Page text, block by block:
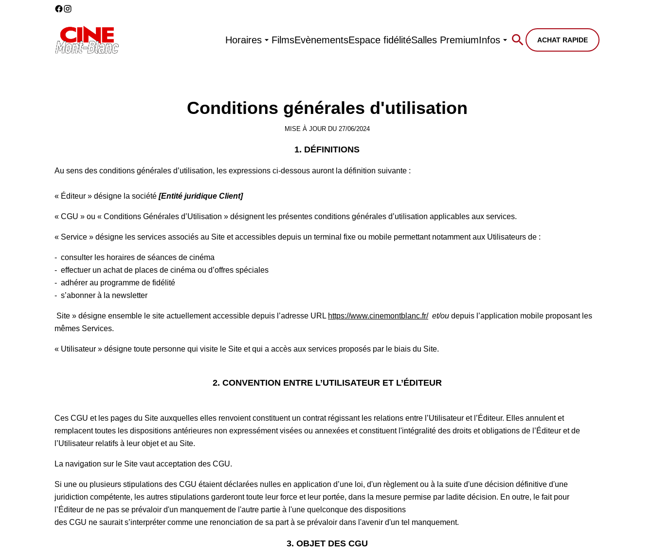
Horaires FilmsEvènementsEspace fidélitéSalles PremiumInfos ACHAT RAPIDE
Conditions générales d'utilisation
MISE À JOUR DU 27/06/2024
1. DÉFINITIONS
Au sens des conditions générales d’utilisation, les expressions ci-dessous auront la définition suivante :
« Éditeur » désigne la société [Entité juridique Client]
« CGU » ou « Conditions Générales d’Utilisation » désignent les présentes conditions générales d’utilisation applicables aux services.
« Service » désigne les services associés au Site et accessibles depuis un terminal fixe ou mobile permettant notamment aux Utilisateurs de :
- consulter les horaires de séances de cinéma
- effectuer un achat de places de cinéma ou d’offres spéciales
- adhérer au programme de fidélité
- s’abonner à la newsletter
Site » désigne ensemble le site actuellement accessible depuis l’adresse URL https://www.cinemontblanc.fr/ et/ou depuis l’application mobile proposant les
mêmes Services.
« Utilisateur » désigne toute personne qui visite le Site et qui a accès aux services proposés par le biais du Site.
2. CONVENTION ENTRE L’UTILISATEUR ET L’ÉDITEUR
Ces CGU et les pages du Site auxquelles elles renvoient constituent un contrat régissant les relations entre l’Utilisateur et l’Éditeur. Elles annulent et
remplacent toutes les dispositions antérieures non expressément visées ou annexées et constituent l'intégralité des droits et obligations de l’Éditeur et de
l’Utilisateur relatifs à leur objet et au Site.
La navigation sur le Site vaut acceptation des CGU.
Si une ou plusieurs stipulations des CGU étaient déclarées nulles en application d’une loi, d'un règlement ou à la suite d'une décision définitive d'une
juridiction compétente, les autres stipulations garderont toute leur force et leur portée, dans la mesure permise par ladite décision. En outre, le fait pour
l’Éditeur de ne pas se prévaloir d'un manquement de l'autre partie à l'une quelconque des dispositions
des CGU ne saurait s’interpréter comme une renonciation de sa part à se prévaloir dans l'avenir d'un tel manquement.
3. OBJET DES CGU